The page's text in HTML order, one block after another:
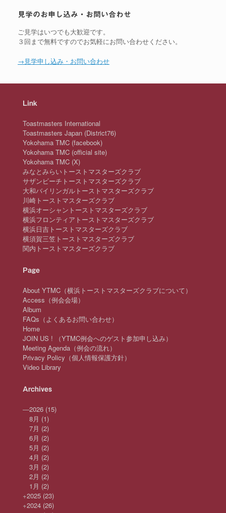
見学のお申し込み・お問い合わせ
ご見学はいつでも大歓迎です。
３回まで無料ですのでお気軽にお問い合わせください。
→見学申し込み・お問い合わせ
Link
Toastmasters International
Toastmasters Japan (District76)
Yokohama TMC (facebook)
Yokohama TMC (official site)
Yokohama TMC (X)
みなとみらいトーストマスターズクラブ
サザンビーチトーストマスターズクラブ
大和バイリンガルトーストマスターズクラブ
川崎トーストマスターズクラブ
横浜オーシャントーストマスターズクラブ
横浜フロンティアトーストマスターズクラブ
横浜日吉トーストマスターズクラブ
横須賀三笠トーストマスターズクラブ
関内トーストマスターズクラブ
Page
About YTMC（横浜トーストマスターズクラブについて）
Access（例会会場）
Album
FAQs（よくあるお問い合わせ）
Home
JOIN US ! （YTMC例会へのゲスト参加申し込み）
Meeting Agenda（例会の流れ）
Privacy Policy（個人情報保護方針）
Video Library
Archives
—2026 (15)
8月 (1)
7月 (2)
6月 (2)
5月 (2)
4月 (2)
3月 (2)
2月 (2)
1月 (2)
+2025 (23)
+2024 (26)